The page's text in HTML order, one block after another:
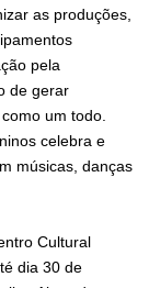
as produções,
pela
de gerar
um todo.
celebra e
músicas, danças
Cultural
dia 30 de